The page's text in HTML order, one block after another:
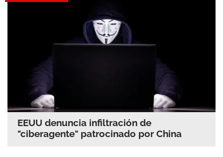
EEUU denuncia infiltración de
"ciberagente" patrocinado por China